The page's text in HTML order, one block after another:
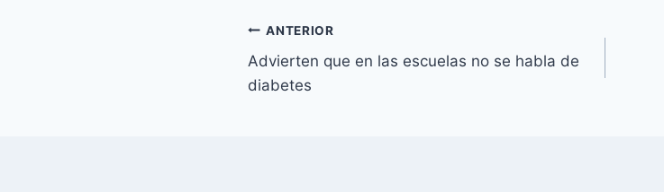
Navegación
de
ANTERIOR
Advierten que en las escuelas no se habla de
diabetes